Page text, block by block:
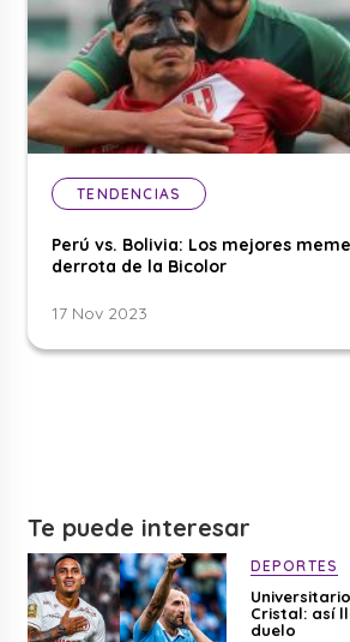
TENDENCIAS
Perú vs. Bolivia: Los mejores
derrota de la Bicolor
17 Nov 2023
Te puede interesar
DEPORTES
Cristal: así
duelo